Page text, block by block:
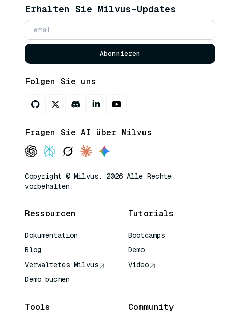
Erhalten Sie Milvus-Updates
Abonnieren
Folgen Sie uns
Fragen Sie AI über Milvus
Copyright © Milvus. 2026 Alle Rechte
vorbehalten.
Ressourcen
Dokumentation
Blog
Verwaltetes Milvus
Demo buchen
Tutorials
Bootcamps
Demo
Video
Tools Community